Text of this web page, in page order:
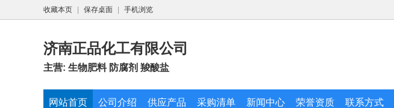
收藏本页 保存桌面 手机浏览
济南正品化工有限公司
主营: 生物肥料 防腐剂 羧酸盐
网站首页 公司介绍 供应产品 采购清单 新闻中心 荣誉资质 联系方式